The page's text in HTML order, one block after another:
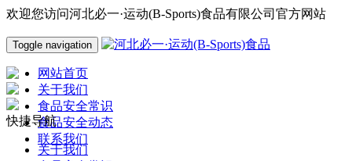
欢迎您访问河北必一·运动(B-Sports)食品有限公司官方网站
Toggle navigation
网站首页
关于我们
食品安全常识
食品安全动态
联系我们
快捷导航
关于我们